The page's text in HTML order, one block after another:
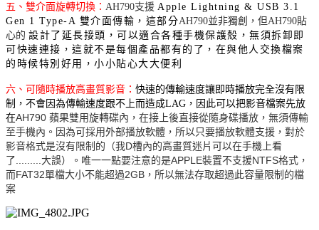
五、雙介面旋轉切換： AH790支援 Apple Lightning & USB 3.1
Gen 1 Type-A 雙介面傳輸，這部分AH790並非獨創，但AH790貼
心的 設計了延長接頭，可以適合各種手機保護殼，無須拆卸即
可快速連接，這就不是每個產品都有的了，在與他人交換檔案
的時候特別好用，小小貼心大大便利
六、可隨時播放高畫質影音： 快速的傳輸速度讓即時播放完全沒有限
制，不會因為傳輸速度跟不上而造成LAG，因此可以把影音檔案先放
在AH790 蘋果雙用旋轉碟內，在接上後直接從隨身碟播放，無須傳輸
至手機內。因為可採用外部播放軟體，所以只要播放軟體支援，對於
影音格式是沒有限制的（我D槽內的高畫質迷片可以在手機上看
了.........大誤）。唯一一點要注意的是APPLE裝置不支援NTFS格式，
而FAT32單檔大小不能超過2GB，所以無法存取超過此容量限制的檔
案